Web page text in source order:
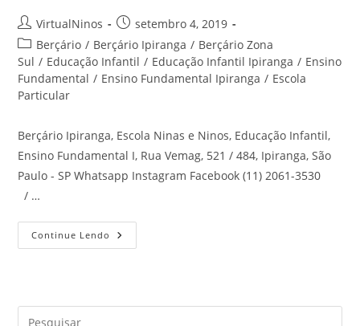
Autor
do
post:
VirtualNinos
Post
publicado:
setembro 4, 2019
Categoria
do
post:
Berçário / Berçário Ipiranga / Berçário Zona
Sul / Educação Infantil / Educação Infantil Ipiranga / Ensino
Fundamental / Ensino Fundamental Ipiranga / Escola
Particular
Berçário Ipiranga, Escola Ninas e Ninos, Educação Infantil,
Ensino Fundamental I, Rua Vemag, 521 / 484, Ipiranga, São
Paulo - SP Whatsapp Instagram Facebook (11) 2061-3530
/ …
Continue Lendo Berçário
Ipiranga